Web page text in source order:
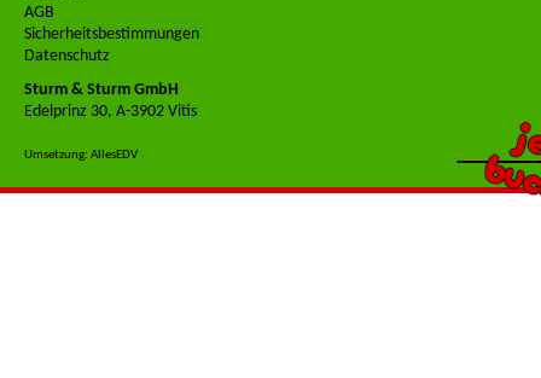
AGB
Sicherheitsbestimmungen
Datenschutz
Sturm & Sturm GmbH
Edelprinz 30, A-3902 Vitis
Umsetzung: AllesEDV